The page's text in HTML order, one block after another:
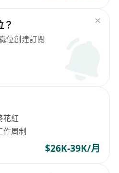
位創建訂閱
花紅
作周制
$26K-39K/月